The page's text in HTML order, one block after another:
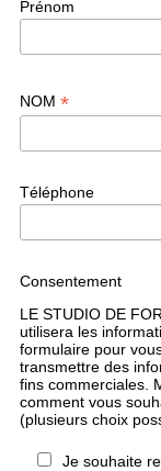
Prénom
NOM *
Téléphone
Consentement
LE STUDIO DE
utilisera les
formulaire pour
transmettre des
fins commerciales.
comment vous
(plusieurs choix
Je souhaite